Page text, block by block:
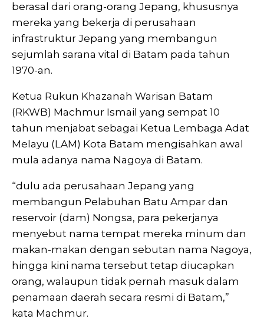
berasal dari orang-orang Jepang, khususnya
mereka yang bekerja di perusahaan
infrastruktur Jepang yang membangun
sejumlah sarana vital di Batam pada tahun
1970-an.
Ketua Rukun Khazanah Warisan Batam
(RKWB) Machmur Ismail yang sempat 10
tahun menjabat sebagai Ketua Lembaga Adat
Melayu (LAM) Kota Batam mengisahkan awal
mula adanya nama Nagoya di Batam.
“dulu ada perusahaan Jepang yang
membangun Pelabuhan Batu Ampar dan
reservoir (dam) Nongsa, para pekerjanya
menyebut nama tempat mereka minum dan
makan-makan dengan sebutan nama Nagoya,
hingga kini nama tersebut tetap diucapkan
orang, walaupun tidak pernah masuk dalam
penamaan daerah secara resmi di Batam,”
kata Machmur.